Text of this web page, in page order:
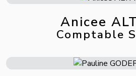
Anicee
Comptable